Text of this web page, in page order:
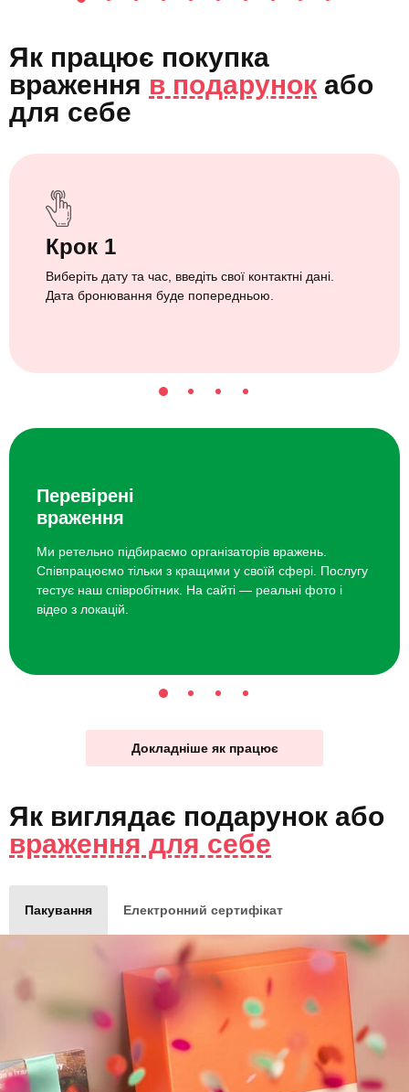
Як працює покупка
враження в подарунок або
для себе
Крок 1
Виберіть дату та час, введіть свої контактні дані.
Дата бронювання буде попередньою.
Перевірені
враження
Ми ретельно підбираємо організаторів вражень.
Співпрацюємо тільки з кращими у своїй сфері. Послугу
тестує наш співробітник. На сайті — реальні фото і
відео з локацій.
Докладніше як працює
Як виглядає подарунок або
враження для себе
Пакування Електронний сертифікат